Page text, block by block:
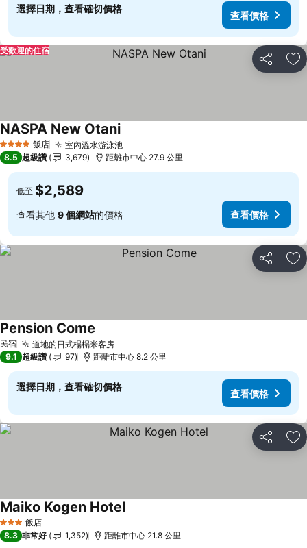
選擇日期，查看確切價格
查看價格
分享 加
受歡迎的住宿
4 星級 飯店 室內溫水游泳池查看價格
NASPA New Otani查看價格
8.5 超級讚 3,679 距離市中心 27.9 公里
低至 $2,589
查看其他 9 個網站的價格 查看價格
分享 加
民宿 道地的日式榻榻米客房查看價格
Pension Come
9.1 超級讚 97 距離市中心 8.2 公里
選擇日期，查看確切價格
查看價格
分享 加
3 星級 飯店
Maiko Kogen Hotel查看價格
8.3 非常好 1,352 距離市中心 21.8 公里